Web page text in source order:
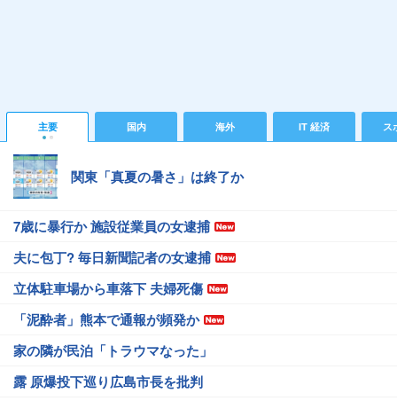
主要 国内 海外 IT 経済 ス
関東「真夏の暑さ」は終了か
7歳に暴行か 施設従業員の女逮捕
夫に包丁? 毎日新聞記者の女逮捕
立体駐車場から車落下 夫婦死傷
「泥酔者」熊本で通報が頻発か
家の隣が民泊「トラウマなった」
露 原爆投下巡り広島市長を批判